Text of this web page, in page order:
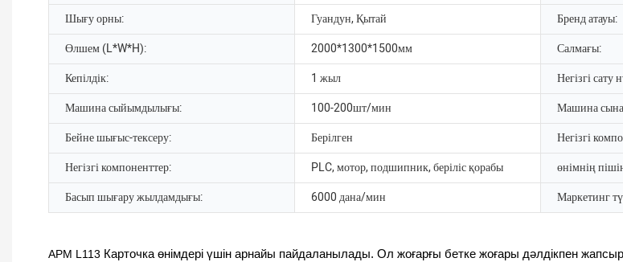
Шығу орны:
Гуандун, Қытай Бренд атауы:
Өлшем (L*W*H):
2000*1300*1500мм Салмағы:
Кепілдік:
1 жыл Негізгі сату
Машина сыйымдылығы:
100-200шт/мин Машина
Бейне шығыс-тексеру:
Берілген Негізгі
Негізгі компоненттер:
PLC, мотор, подшипник, беріліс қорабы өнімнің
Басып шығару жылдамдығы:
6000 дана/мин Маркетинг
APM L113 Карточка өнімдері үшін арнайы пайдаланылады. Ол жоғарғы бетке жоғары дәлдікпен